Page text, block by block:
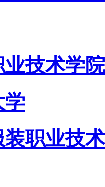
业技术学院
学
职业技